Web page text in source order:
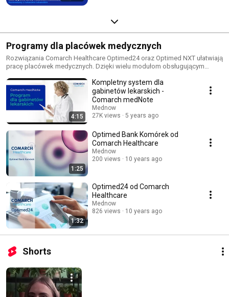
Programy dla placówek medycznych
Rozwiązania Comarch Healthcare Optimed24 oraz Optimed NXT ułatwiają
pracę placówek medycznych. Dzięki wielu modułom obsługującym
systemy stały się uniwersalnym rozwiązaniem zyskującym coraz więcej
użytkowników.
4:15
Kompletny system dla
gabinetów lekarskich -
Comarch medNote
Mednow
27K views
5 years ago
1:25
Optimed Bank Komórek od
Comarch Healthcare
Mednow
200 views
10 years ago
1:32
Optimed24 od Comarch
Healthcare
Mednow
826 views
10 years ago
Shorts